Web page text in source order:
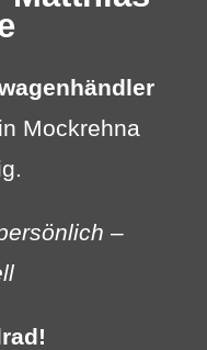
Mockrehna
–